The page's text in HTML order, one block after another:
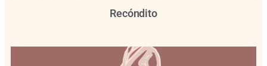
Recóndito